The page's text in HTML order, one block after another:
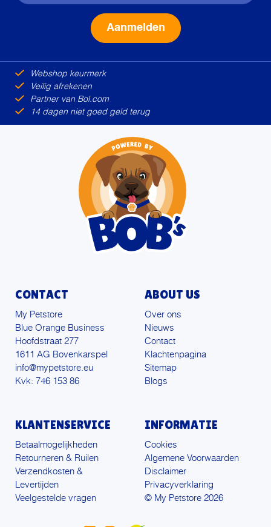
Webshop keurmerk
Veilig afrekenen
Partner van Bol.com
14 dagen niet goed geld terug
CONTACT
My Petstore
Blue Orange Business
Hoofdstraat 277
1611 AG Bovenkarspel
info@mypetstore.eu
Kvk: 746 153 86
ABOUT US
Over ons
Nieuws
Contact
Klachtenpagina
Sitemap
Blogs
KLANTENSERVICE
Betaalmogelijkheden
Retourneren & Ruilen
Verzendkosten &
Levertijden
Veelgestelde vragen
INFORMATIE
Cookies
Algemene Voorwaarden
Disclaimer
Privacyverklaring
© My Petstore 2026